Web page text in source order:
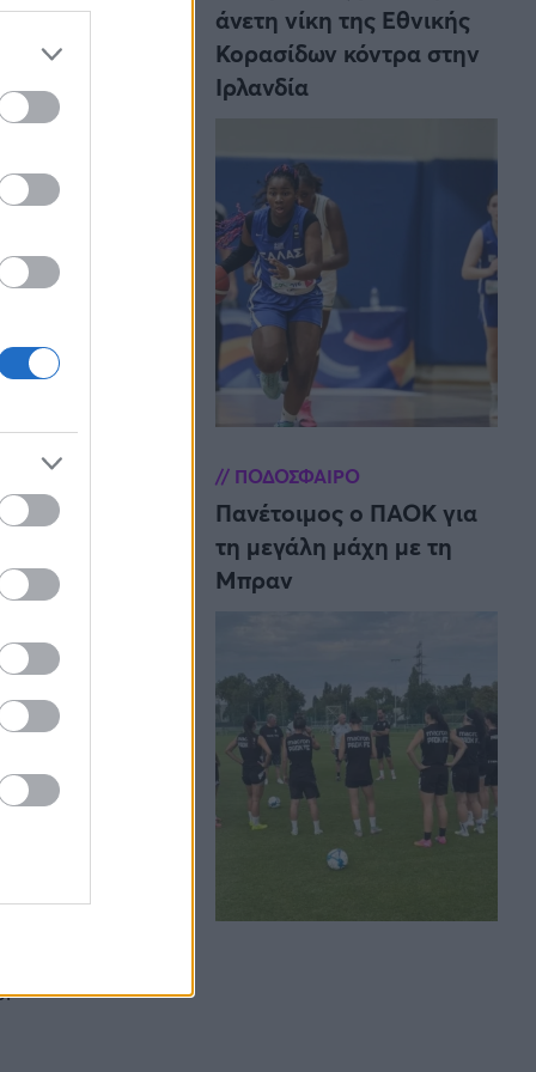
σε αυτά τα
κι
Σαν
πρώταθλημα
εγχείρημα δε
αλλά το
πορτοκαλί
άνετη νίκη της Εθνικής
Κορασίδων κόντρα στην
Ιρλανδία
ΠΟΔΟΣΦΑΙΡΟ
Πανέτοιμος ο ΠΑΟΚ για
τη μεγάλη μάχη με τη
Μπραν